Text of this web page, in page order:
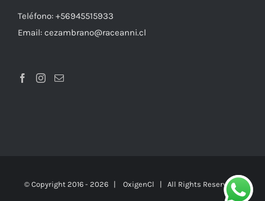
Teléfono: +56945515933
Email: cezambrano@raceanni.cl
© Copyright 2016 - 2026 | OxigenCl | All Rights Reserved